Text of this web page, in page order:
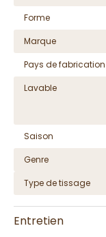
Forme
Marque
Pays de fabrication
Lavable
Saison
Genre
Type de tissage
Entretien